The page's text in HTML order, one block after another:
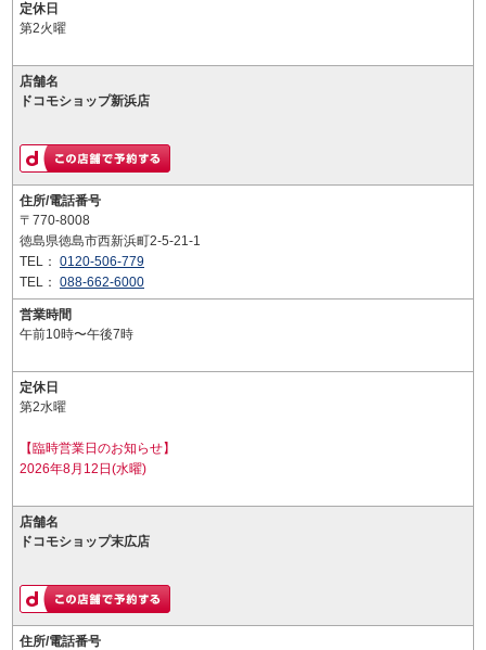
定休日
第2火曜
店舗名
ドコモショップ新浜店
住所/電話番号
〒770-8008
徳島県徳島市西新浜町2-5-21-1
TEL： 0120-506-779
TEL： 088-662-6000
営業時間
午前10時〜午後7時
定休日
第2水曜
【臨時営業日のお知らせ】
2026年8月12日(水曜)
店舗名
ドコモショップ末広店
住所/電話番号